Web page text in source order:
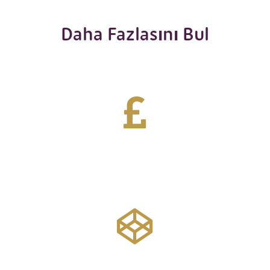
Daha Fazlasını Bul
Daha fazlasını bul
Daha fazlasını bul